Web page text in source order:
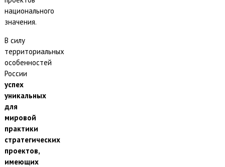
национального
значения.
В силу
территориальных
особенностей
России
успех
уникальных
для
мировой
практики
стратегических
проектов,
имеющих